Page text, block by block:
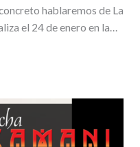
hablaremos de La
el 24 de enero en la…